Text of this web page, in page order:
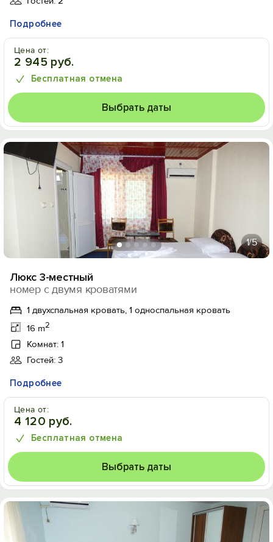
Подробнее
Цена от:
2 945 руб.
Бесплатная отмена
Выбрать даты
1/5
Люкс 3-местный
номер с двумя кроватями
1 двухспальная кровать, 1 односпальная кровать
16 m2
Комнат: 1
Гостей: 3
Подробнее
Цена от:
4 120 руб.
Бесплатная отмена
Выбрать даты